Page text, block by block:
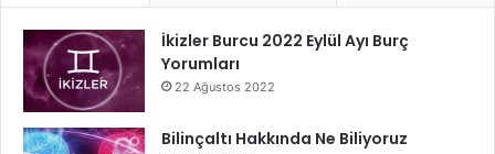
İkizler Burcu 2022 Eylül Ayı Burç
Yorumları
22 Ağustos 2022
Bilinçaltı Hakkında Ne Biliyoruz